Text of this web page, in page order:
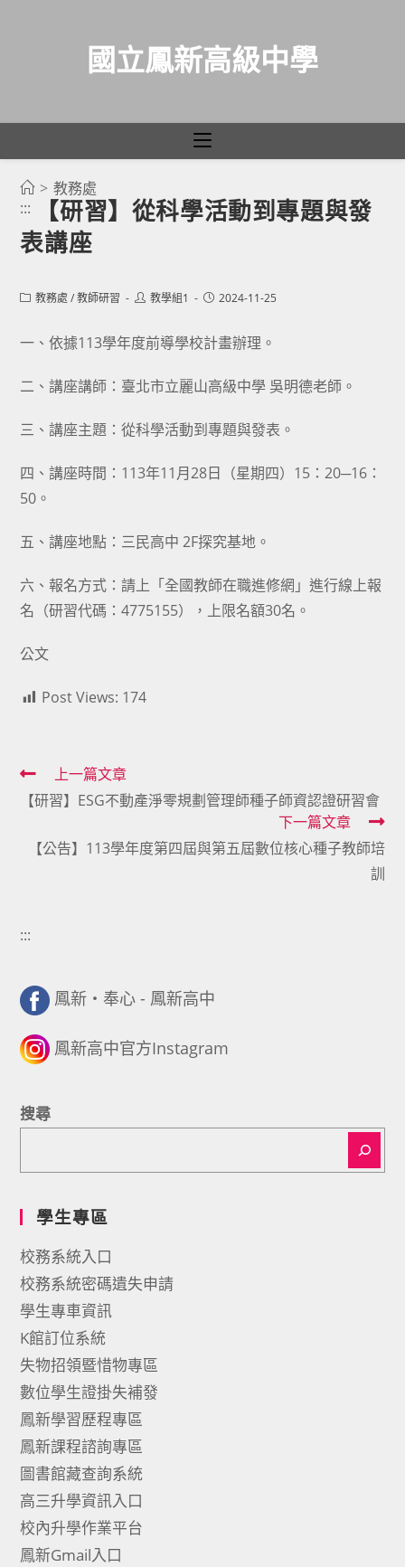
國立鳳新高級中學
> 教務處
:::
【研習】從科學活動到專題與發
表講座
Post教務處 / 教師研習
Post教學組1
Post2024-11-25
一、依據113學年度前導學校計畫辦理。
二、講座講師：臺北市立麗山高級中學 吳明德老師。
三、講座主題：從科學活動到專題與發表。
四、講座時間：113年11月28日（星期四）15：20─16：
50。
五、講座地點：三民高中 2F探究基地。
六、報名方式：請上「全國教師在職進修網」進行線上報
名（研習代碼：4775155），上限名額30名。
公文
Post Views: 174
Read
more
articles
上一篇文章
【研習】ESG不動產淨零規劃管理師種子師資認證研習會
下一篇文章
【公告】113學年度第四屆與第五屆數位核心種子教師培
訓
:::
鳳新・奉心 - 鳳新高中
鳳新高中官方Instagram
搜尋
學生專區
校務系統入口
校務系統密碼遺失申請
學生專車資訊
K館訂位系統
失物招領暨惜物專區
數位學生證掛失補發
鳳新學習歷程專區
鳳新課程諮詢專區
圖書館藏查詢系統
高三升學資訊入口
校內升學作業平台
鳳新Gmail入口